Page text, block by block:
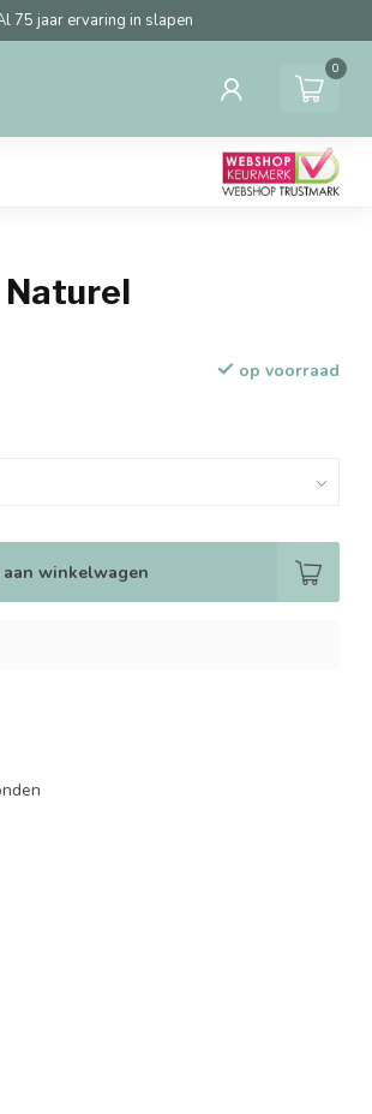
75 jaar ervaring in slapen
0
Naturel
op voorraad
aan winkelwagen